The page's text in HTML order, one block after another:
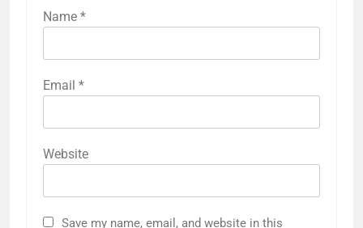
Name *
Email *
Website
Save my name, email, and website in this